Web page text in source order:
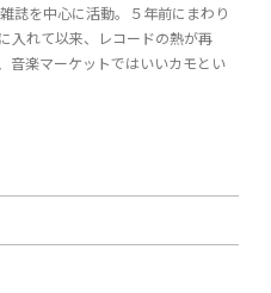
誌を中心に活動。５年前にまわり
入れて以来、レコードの熱が再
音楽マーケットではいいカモとい